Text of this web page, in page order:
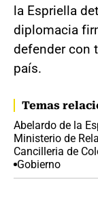
la Espriella
diplomacia
defender con
país.
Temas
Abelardo de la
Ministerio de
Cancilleria de
Gobierno